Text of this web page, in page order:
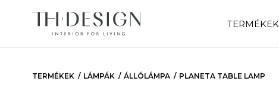
TERMÉKEK
TERMÉKEK LÁMPÁK ÁLLÓLÁMPA PLANETA TABLE LAMP